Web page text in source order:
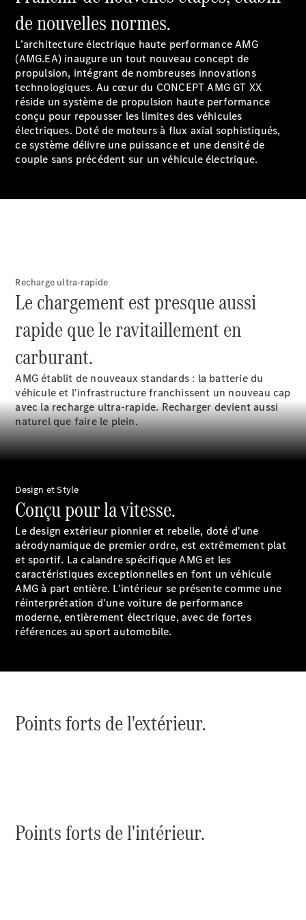
GLE
Coupé
Nouveau
GLS
Nouveau
Mercedes-
Maybach
GLS SUV
Mercedes-
Maybach
GLS SUV
Nouveau
Classe G
Véhicule
Mercedes-
Benz Store
Tous les
Breaks
CLA
Shooting
Électrique
CLA
Brake
Classe C
Break
Classe C
Break All-
Terrain
Classe E
Break
Classe E
Benz Store
Tous les
de nouvelles normes.
L’architecture électrique haute performance AMG
(AMG.EA) inaugure un tout nouveau concept de
propulsion, intégrant de nombreuses innovations
technologiques. Au cœur du CONCEPT AMG GT XX
réside un système de propulsion haute performance
conçu pour repousser les limites des véhicules
électriques. Doté de moteurs à flux axial sophistiqués,
ce système délivre une puissance et une densité de
couple sans précédent sur un véhicule électrique.
Recharge ultra-rapide
Le chargement est presque aussi
rapide que le ravitaillement en
carburant.
AMG établit de nouveaux standards : la batterie du
véhicule et l'infrastructure franchissent un nouveau cap
avec la recharge ultra-rapide. Recharger devient aussi
naturel que faire le plein.
Design et Style
Conçu pour la vitesse.
Le design extérieur pionnier et rebelle, doté d'une
aérodynamique de premier ordre, est extrêmement plat
et sportif. La calandre spécifique AMG et les
caractéristiques exceptionnelles en font un véhicule
AMG à part entière. L'intérieur se présente comme une
réinterprétation d'une voiture de performance
moderne, entièrement électrique, avec de fortes
références au sport automobile.
Points forts de l'extérieur.
Points forts de l'intérieur.